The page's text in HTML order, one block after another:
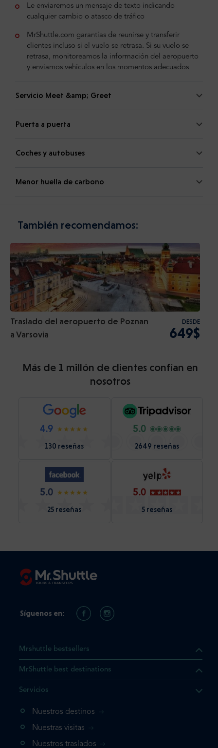
Le enviaremos un mensaje de texto indicando
cualquier cambio o atasco de tráfico
MrShuttle.com garantías de reunirse y transferir
clientes incluso si el vuelo se retrasa. Si su vuelo se
retrasa, monitoreamos la información del aeropuerto
y enviamos vehículos en los momentos adecuados
Servicio Meet &amp; Greet
Puerta a puerta
Coches y autobuses
Menor huella de carbono
También recomendamos:
Traslado del aeropuerto de Poznan
a Varsovia
DESDE
649$
Más de 1 millón de clientes confían en
nosotros
4.9
130 reseñas
5.0
2649 reseñas
5.0
25 reseñas
5.0
5 reseñas
el producto que busca ya
vaya directamente a su
su reserva.
Mrshuttle bestsellers
MrShuttle best destinations
Servicios
Nuestros destinos
Nuestras visitas
Nuestros traslados
Síguenos en: